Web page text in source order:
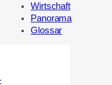
Wirtschaft
Panorama
Glossar